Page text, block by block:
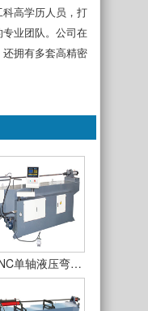
高学历人员，打
业团队。公司在
拥有多套高精密
单轴液压弯…
单轴液压弯…